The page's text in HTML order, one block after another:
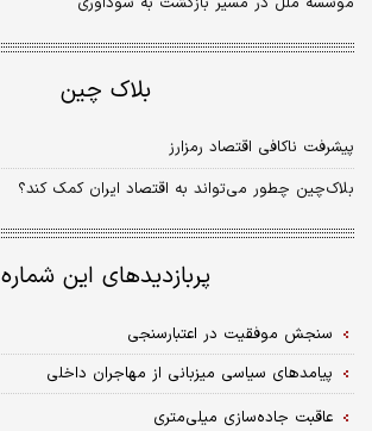
بلاک چین
پیشرفت ناکافی اقتصاد رمزارز
بلاک‌چین چطور می‌تواند به اقتصاد ایران کمک کند؟
پربازدیدهای این شماره
سنجش موفقیت در اعتبارسنجی
پیامدهای سیاسی میزبانی از مهاجران داخلی
عاقبت جاده‌سازی میلی‌متری